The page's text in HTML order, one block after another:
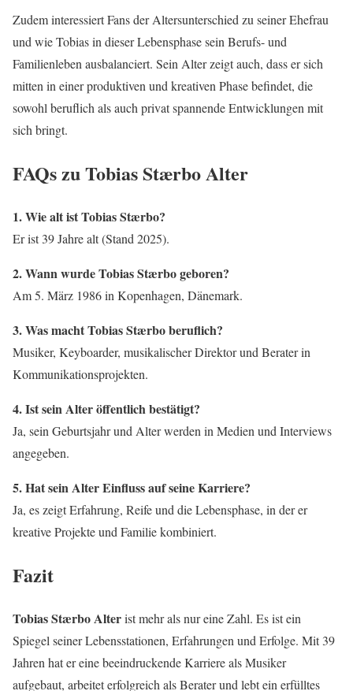
Zudem interessiert Fans der Altersunterschied zu seiner Ehefrau
und wie Tobias in dieser Lebensphase sein Berufs- und
Familienleben ausbalanciert. Sein Alter zeigt auch, dass er sich
mitten in einer produktiven und kreativen Phase befindet, die
sowohl beruflich als auch privat spannende Entwicklungen mit
sich bringt.
FAQs zu Tobias Stærbo Alter
1. Wie alt ist Tobias Stærbo?
Er ist 39 Jahre alt (Stand 2025).
2. Wann wurde Tobias Stærbo geboren?
Am 5. März 1986 in Kopenhagen, Dänemark.
3. Was macht Tobias Stærbo beruflich?
Musiker, Keyboarder, musikalischer Direktor und Berater in
Kommunikationsprojekten.
4. Ist sein Alter öffentlich bestätigt?
Ja, sein Geburtsjahr und Alter werden in Medien und Interviews
angegeben.
5. Hat sein Alter Einfluss auf seine Karriere?
Ja, es zeigt Erfahrung, Reife und die Lebensphase, in der er
kreative Projekte und Familie kombiniert.
Fazit
Tobias Stærbo Alterist mehr als nur eine Zahl. Es ist ein
Spiegel seiner Lebensstationen, Erfahrungen und Erfolge. Mit 39
Jahren hat er eine beeindruckende Karriere als Musiker
aufgebaut, arbeitet erfolgreich als Berater und lebt ein erfülltes